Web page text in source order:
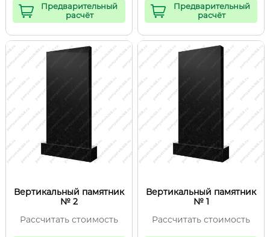
Предварительный
расчёт
Предварительный
расчёт
Вертикальный памятник
№ 2
Рассчитать стоимость
Вертикальный памятник
№ 1
Рассчитать стоимость